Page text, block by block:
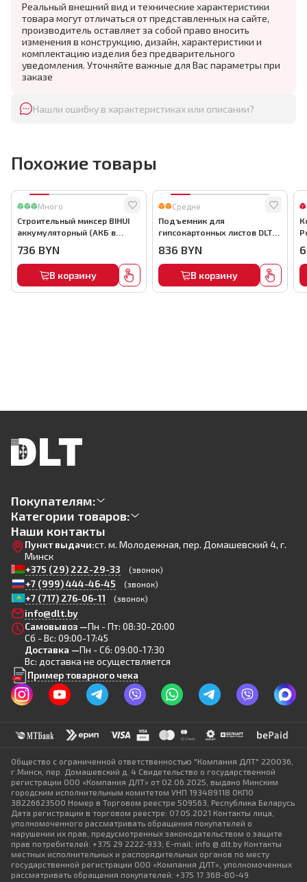
Реальный внешний вид и технические характеристики
товара могут отличаться от представленных на сайте,
производитель оставляет за собой право вносить
изменения в конструкцию, дизайн, характеристики и
комплектацию изделия без предварительного
уведомления. Уточняйте важные для Вас параметры при
заказе
Нашли ошибку в характеристиках или описании?
Похожие товары
Много
Строительный миксер BIHUI
аккумуляторный (АКБ в
736 BYN
В корзину
Средне
Подъемник для
гипсокартонных листов DLT
ГКЛ) до 4.7 м., арт.4900
836 BYN
В корзину
Покупателям:
Категории товаров:
Наши контакты
Пункт выдачи:ст. м. Молодежная, пер. Домашевский 4, г.
Минск
+375 (29) 222-29-33
(звонок)
+7 (999) 444-46-45 (звонок)
+7 (717) 276-06-11 (звонок)
info@dlt.by
Самовывоз —Пн - Пт: 08:30-20:00
Сб - Вс: 09:00-17:45
Доставка —Пн - Сб: 09:00-17:30
Вс: доставка не осуществляется
Пример товарного чека
Общество с ограниченной ответственностью "Компания ДЛТ" 220036,
г.Минск, пер. Домашевский д. 4 Свидетельство о государственной
регистрации ООО «Компания ДЛТ» от 02.06.2025, выдано Минским
городским исполнительным комитетом УНП 193489118 ОКПО
38226623500 Номер в Торговом реестре 509563, Республика Беларусь
Дата регистрации в торговом реестре: 07.05.2021 Контакты лица,
уполномоченного рассматривать обращения покупателей о
нарушении их прав, предусмотренных законодательством о защите
прав потребителей: +375 29 2222-933; E-mail: info @ dlt.by Контакты
местных исполнительных и распорядительных органов по месту
государственной регистрации ООО «Компания ДЛТ», уполномоченных
рассматривать обращения покупателей: +375 17 368-80-49